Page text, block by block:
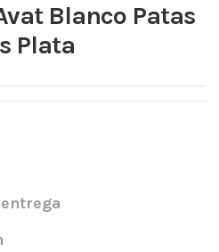
Blanco Patas
Plata